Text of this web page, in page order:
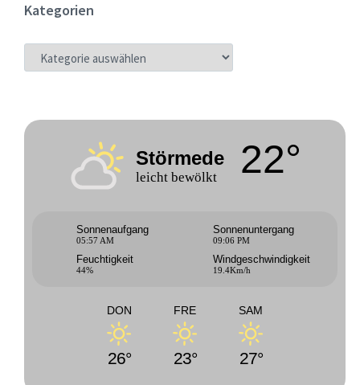
Kategorien
KATEGORIEN
Störmede
leicht bewölkt 22°
Sonnenaufgang
05:57 AM
Sonnenuntergang
09:06 PM
Feuchtigkeit
44%
Windgeschwindigkeit
19.4Km/h
DON
26°
FRE
23°
SAM
27°